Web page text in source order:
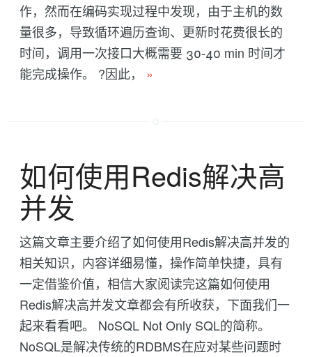
作，然而在编码实现过程中发现，由于主机的数
量很多，导致循环遍历查询、更新时花费很长的
时间，调用一次接口大概需要 30-40 min 时间才
能完成操作。 ?因此， »
如何使用Redis解决高
并发
这篇文章主要介绍了如何使用Redis解决高并发的
相关知识，内容详细易懂，操作简单快捷，具有
一定借鉴价值，相信大家阅读完这篇如何使用
Redis解决高并发文章都会有所收获，下面我们一
起来看看吧。 NoSQL Not Only SQL的简称。
NoSQL是解决传统的RDBMS在应对某些问题时